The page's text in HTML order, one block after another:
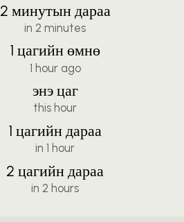
2 минутын дараа
in 2 minutes
1 цагийн өмнө
1 hour ago
энэ цаг
this hour
1 цагийн дараа
in 1 hour
2 цагийн дараа
in 2 hours